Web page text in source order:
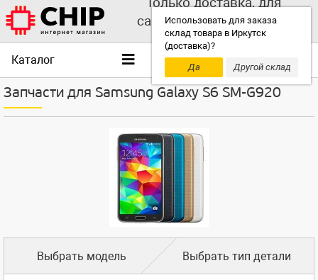
Использовать для заказа
склад товара в Иркутск
(доставка)?
Да
Другой склад
самовывоза выбирайте
другой склад!
Каталог
Запчасти для Samsung Galaxy S6 SM-G920
Выбрать модель Выбрать тип детали